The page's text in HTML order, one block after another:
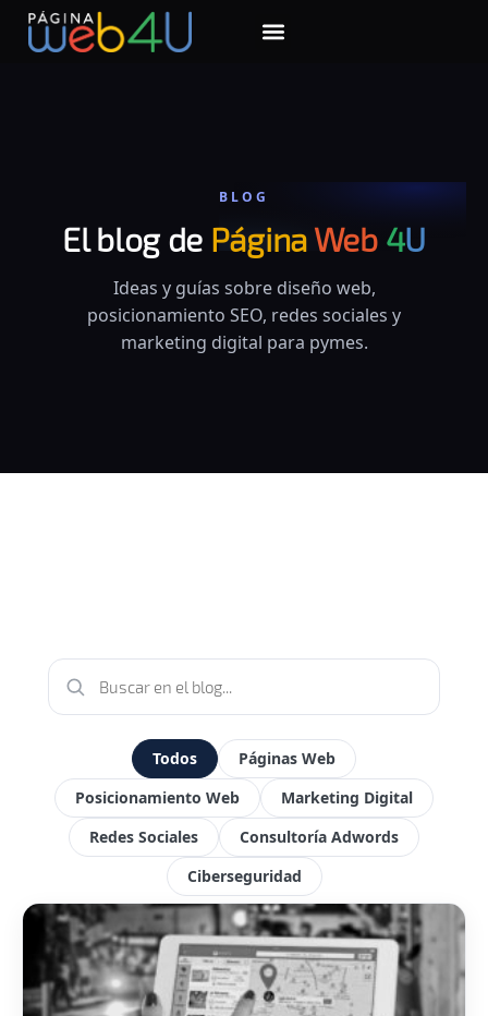
BLOG
El blog de PáginaWeb 4U
Ideas y guías sobre diseño web,
posicionamiento SEO, redes sociales y
marketing digital para pymes.
Todos
Páginas Web
Posicionamiento Web
Marketing Digital
Redes Sociales
Consultoría Adwords
Ciberseguridad